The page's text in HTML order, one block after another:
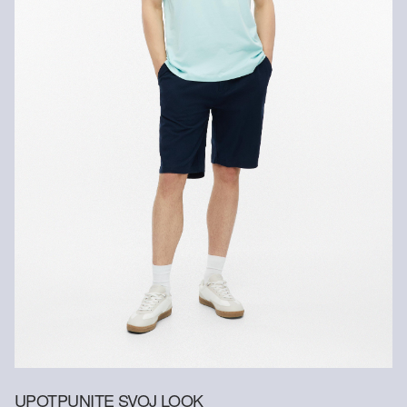
UPOTPUNITE SVOJ LOOK